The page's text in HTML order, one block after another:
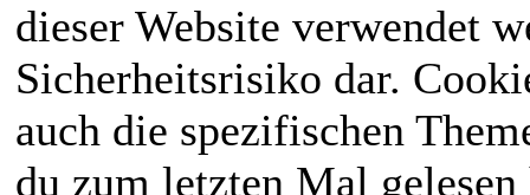
dieser Website verwendet
Sicherheitsrisiko dar.
auch die spezifischen
du zum letzten Mal